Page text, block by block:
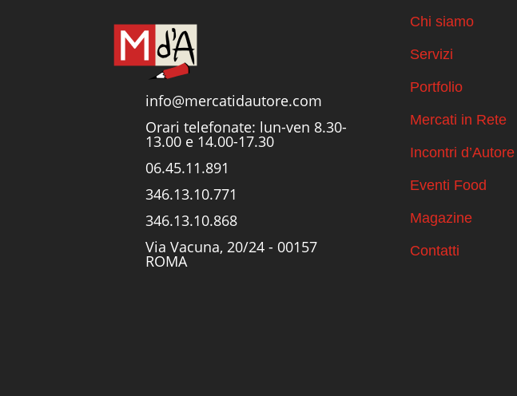
info@mercatidautore.com
Orari telefonate: lun-ven 8.30-
13.00 e 14.00-17.30
06.45.11.891
346.13.10.771
346.13.10.868
Via Vacuna, 20/24 - 00157
ROMA
Chi siamo
Servizi
Portfolio
Mercati in Rete
Incontri d’Autore
Eventi Food
Magazine
Contatti